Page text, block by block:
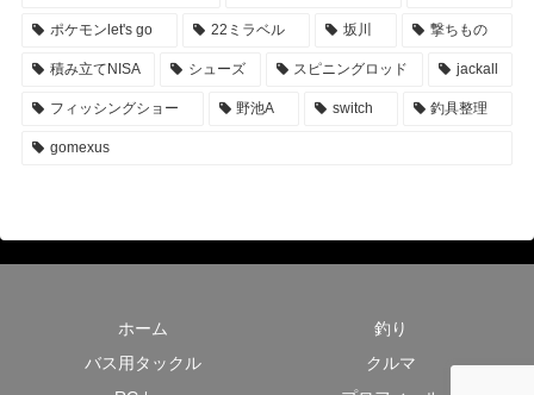
ポケモンlet's go 22ミラベル 坂川 撃ちもの
積み立てNISA シューズ スピニングロッド jackall
フィッシングショー 野池A switch 釣具整理
gomexus
ホーム
釣り
バス用タックル
クルマ